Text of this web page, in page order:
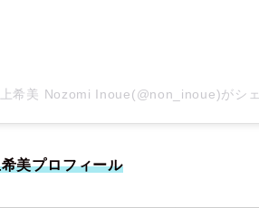
希美 Nozomi Inoue(@non_inoue)がシ
美プロフィール